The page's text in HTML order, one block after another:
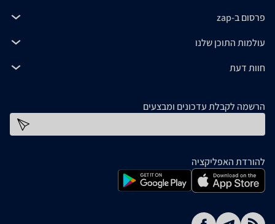
פרסום ב-zap
עולמות התוכן שלנו
חוות דעת
הרשמה לקבלת עדכונים ומבצעים
להורדת האפליקציה